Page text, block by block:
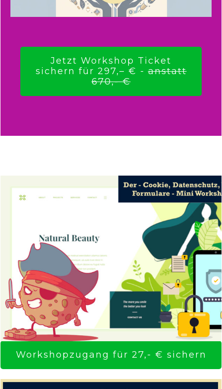
Jetzt Workshop Ticket
sichern für 297,– € -anstatt
670,- €
Workshopzugang für 27,- € sichern